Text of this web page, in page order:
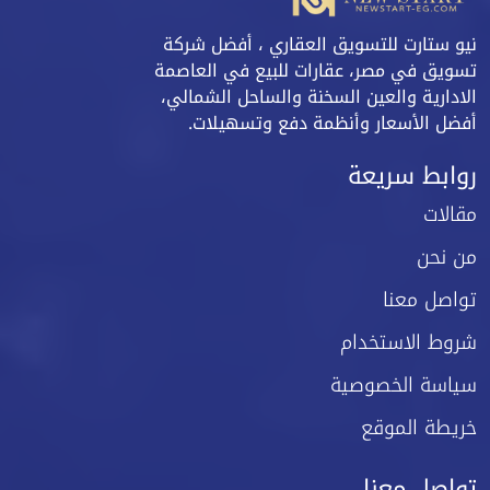
نيو ستارت للتسويق العقاري ، أفضل شركة
تسويق في مصر، عقارات للبيع في العاصمة
الادارية والعين السخنة والساحل الشمالي،
أفضل الأسعار وأنظمة دفع وتسهيلات.
روابط سريعة
مقالات
من نحن
تواصل معنا
شروط الاستخدام
سياسة الخصوصية
خريطة الموقع